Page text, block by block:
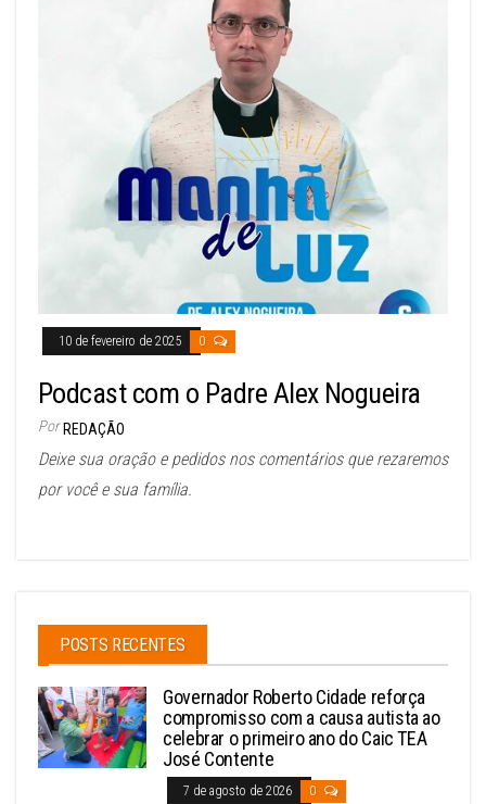
10 de fevereiro de 2025 0
Podcast com o Padre Alex Nogueira
Por REDAÇÃO
Deixe sua oração e pedidos nos comentários que rezaremos
por você e sua família.
POSTS RECENTES
Governador Roberto Cidade reforça
compromisso com a causa autista ao
celebrar o primeiro ano do Caic TEA
José Contente
7 de agosto de 2026 0